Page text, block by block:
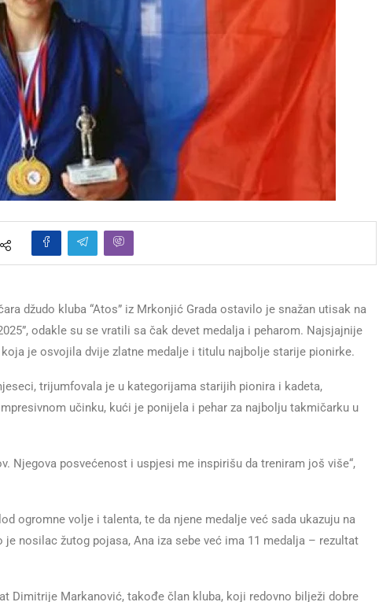
džudo kluba “Atos” iz Mrkonjić Grada ostavilo je snažan utisak na
odakle su se vratili sa čak devet medalja i peharom. Najsjajnije
je osvojila dvije zlatne medalje i titulu najbolje starije pionirke.
trijumfovala je u kategorijama starijih pionira i kadeta,
učinku, kući je ponijela i pehar za najbolju takmičarku u
Njegova posvećenost i uspjesi me inspirišu da treniram još više“,
ogromne volje i talenta, te da njene medalje već sada ukazuju na
nosilac žutog pojasa, Ana iza sebe već ima 11 medalja – rezultat
Dimitrije Markanović, takođe član kluba, koji redovno bilježi dobre